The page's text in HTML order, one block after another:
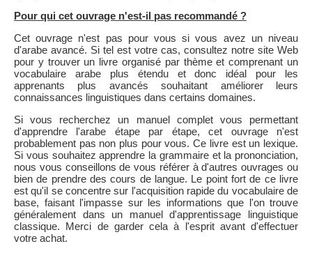
Pour qui cet ouvrage n'est-il pas recommandé ?
Cet ouvrage n'est pas pour vous si vous avez un niveau
d'arabe avancé. Si tel est votre cas, consultez notre site Web
pour y trouver un livre organisé par thème et comprenant un
vocabulaire arabe plus étendu et donc idéal pour les
apprenants plus avancés souhaitant améliorer leurs
connaissances linguistiques dans certains domaines.
Si vous recherchez un manuel complet vous permettant
d'apprendre l'arabe étape par étape, cet ouvrage n'est
probablement pas non plus pour vous. Ce livre est un lexique.
Si vous souhaitez apprendre la grammaire et la prononciation,
nous vous conseillons de vous référer à d'autres ouvrages ou
bien de prendre des cours de langue. Le point fort de ce livre
est qu'il se concentre sur l'acquisition rapide du vocabulaire de
base, faisant l'impasse sur les informations que l'on trouve
généralement dans un manuel d'apprentissage linguistique
classique. Merci de garder cela à l'esprit avant d'effectuer
votre achat.